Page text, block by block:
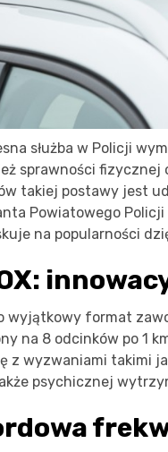
służba w Policji
sprawności fizycznej
takiej postawy jest
Powiatowego Policji
na popularności
wyjątkowy format
na 8 odcinków po 1
z wyzwaniami takimi
psychicznej